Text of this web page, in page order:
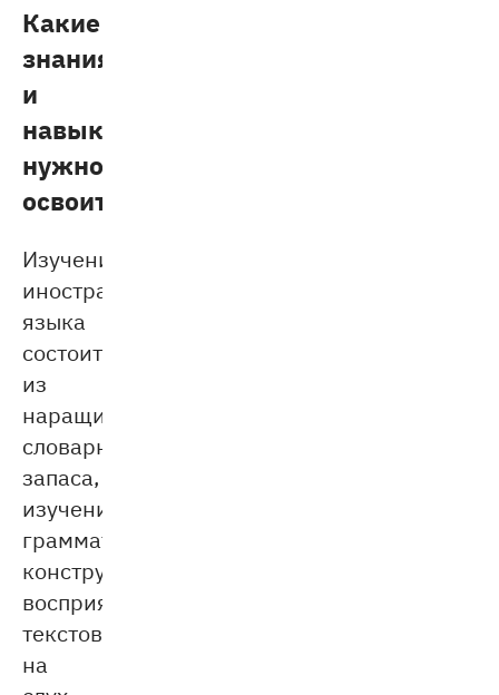
Какие
знания
и
навыки
нужно
освоить
Изучение
иностранного
языка
состоит
из
наращивания
словарного
запаса,
изучения
грамматических
конструкций,
восприятия
текстов
на